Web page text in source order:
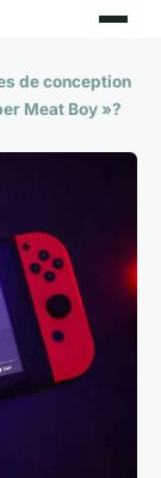
de conception
Meat Boy »?